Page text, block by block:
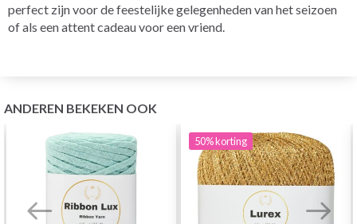
perfect zijn voor de feestelijke gelegenheden van het seizoen
of als een attent cadeau voor een vriend.
ANDEREN BEKEKEN OOK
50%korting